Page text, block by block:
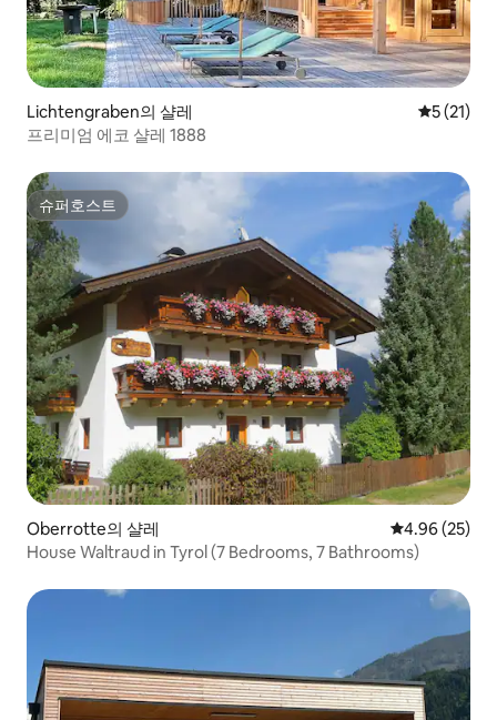
Lichtengraben의 샬레 평점 5점
5 (21)
프리미엄 에코 샬레 1888
슈퍼호스트
슈퍼호스트
Oberrotte의 샬레 평점 4.96점(5
4.96 (25)
House Waltraud in Tyrol (7 Bedrooms, 7 Bathrooms)